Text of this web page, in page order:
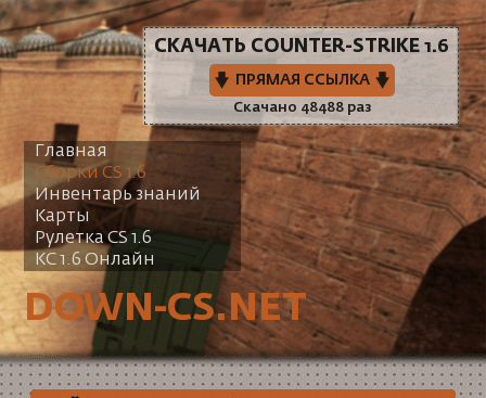
Главная
Сборки CS 1.6
Инвентарь знаний
Карты
Рулетка CS 1.6
КС 1.6 Онлайн
DOWN-CS.NET
СКАЧАТЬ COUNTER-STRIKE 1.6
ПРЯМАЯ ССЫЛКА
Скачано 48488 раз